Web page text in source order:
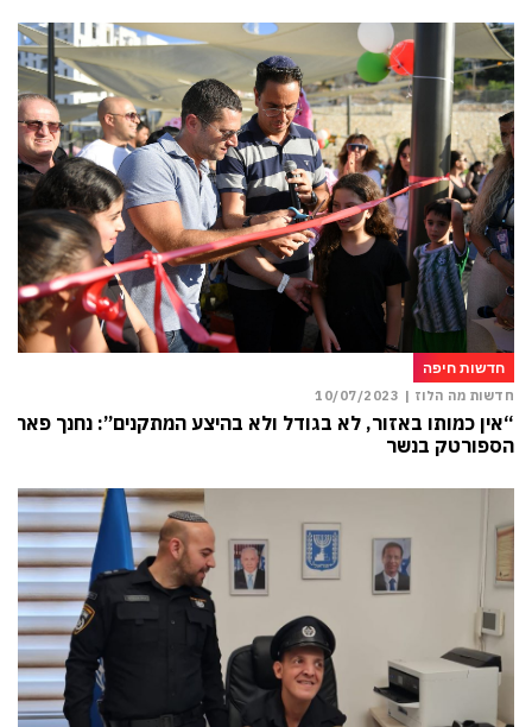
חדשות חיפה
חדשות מה הלוז | 10/07/2023
“אין כמותו באזור, לא בגודל ולא בהיצע המתקנים”: נחנך פארק
הספורטק בנשר